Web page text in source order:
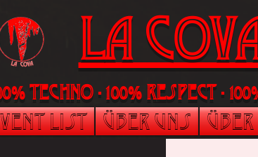
LA
Techno - 100% Respect -
List Über uns